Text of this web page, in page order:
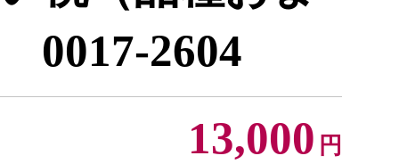
0017-2604
13,000 円